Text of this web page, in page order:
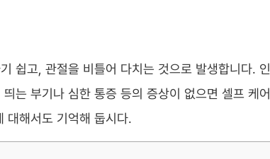
쉽고, 관절을 비틀어 다치는 것으로 발생합니다.
는 부기나 심한 통증 등의 증상이 없으면 셀프 케
대해서도 기억해 둡시다.